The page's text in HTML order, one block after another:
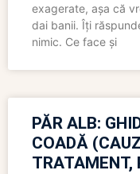
exagerate, așa că
dai banii. Îți
nimic. Ce face și
PĂR ALB:
COADĂ
TRATAMENT,